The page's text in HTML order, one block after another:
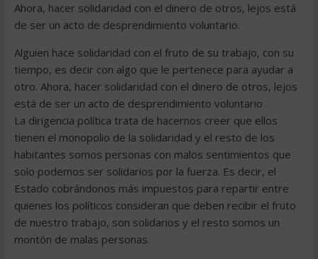
Ahora, hacer solidaridad con el dinero de otros, lejos está
de ser un acto de desprendimiento voluntario.
Alguien hace solidaridad con el fruto de su trabajo, con su
tiempo, es decir con algo que le pertenece para ayudar a
otro. Ahora, hacer solidaridad con el dinero de otros, lejos
está de ser un acto de desprendimiento voluntario
La dirigencia política trata de hacernos creer que ellos
tienen el monopolio de la solidaridad y el resto de los
habitantes somos personas con malos sentimientos que
solo podemos ser solidarios por la fuerza. Es decir, el
Estado cobrándonos más impuestos para repartir entre
quienes los políticos consideran que deben recibir el fruto
de nuestro trabajo, son solidarios y el resto somos un
montón de malas personas.